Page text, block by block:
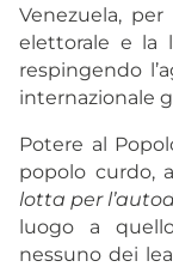
Venezuela,
elettorale e la
respingendo
internazionale
Potere al
popolo curdo,
lotta per
luogo a
nessuno dei